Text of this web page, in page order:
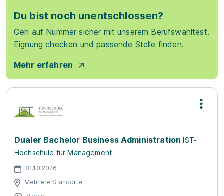
Du bist noch unentschlossen?
Geh auf Nummer sicher mit unserem Berufswahltest.
Eignung checken und passende Stelle finden.
Mehr erfahren
Dualer Bachelor Business Administration IST-
Hochschule für Management
01.10.2026
Mehrere Standorte